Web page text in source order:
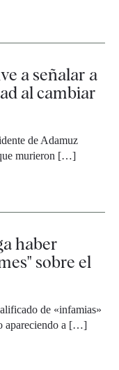
a señalar a
al cambiar
de Adamuz
murieron […]
haber
sobre el
de «infamias»
apareciendo a […]